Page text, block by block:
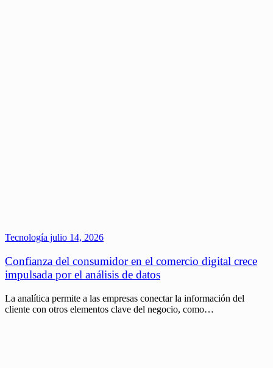
Tecnología julio 14, 2026
Confianza del consumidor en el comercio digital crece
impulsada por el análisis de datos
La analítica permite a las empresas conectar la información del
cliente con otros elementos clave del negocio, como…